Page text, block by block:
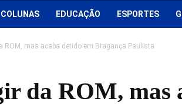
COLUNAS EDUCAÇÃO ESPORTES
ROM, mas acaba detido em Bragança Paulista
da ROM, mas